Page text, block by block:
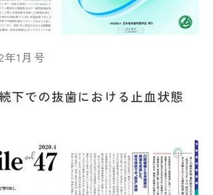
年1月号
下での抜歯における止血状態